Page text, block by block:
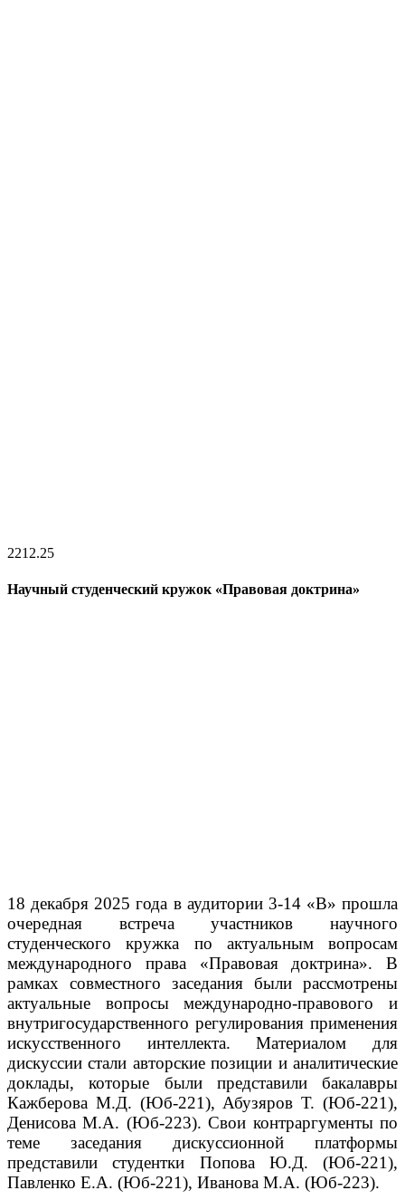
2212.25
Научный студенческий кружок «Правовая доктрина»
18 декабря 2025 года в аудитории 3-14 «В» прошла
очередная встреча участников научного
студенческого кружка по актуальным вопросам
международного права «Правовая доктрина». В
рамках совместного заседания были рассмотрены
актуальные вопросы международно-правового и
внутригосударственного регулирования применения
искусственного интеллекта. Материалом для
дискуссии стали авторские позиции и аналитические
доклады, которые были представили бакалавры
Кажберова М.Д. (Юб-221), Абузяров Т. (Юб-221),
Денисова М.А. (Юб-223). Свои контраргументы по
теме заседания дискуссионной платформы
представили студентки Попова Ю.Д. (Юб-221),
Павленко Е.А. (Юб-221), Иванова М.А. (Юб-223).